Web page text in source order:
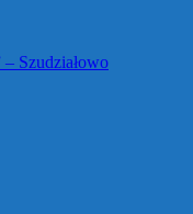
Szudziałowo